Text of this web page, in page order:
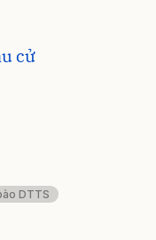
cử
DTTS